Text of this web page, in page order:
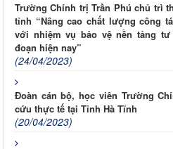
Trường Chính trị Trần Phú chủ trì
tỉnh “Nâng cao chất lượng công
với nhiệm vụ bảo vệ nền tảng
đoạn hiện nay”
(24/04/2023)
Đoàn cán bộ, học viên Trường
cứu thực tế tại Tỉnh Hà Tĩnh
(20/04/2023)